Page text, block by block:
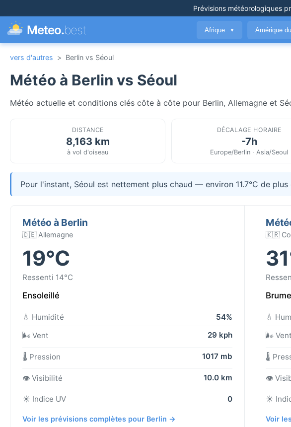
Prévisions météorologiques
Meteo.best Afrique ▼ Amérique
vers d'autres > Berlin vs Séoul
Météo à Berlin vs Séoul
Météo actuelle et conditions clés côte à côte pour Berlin, Allemagne et
DISTANCE
8,163 km
à vol d'oiseau
DÉCALAGE HORAIRE
-7h
Europe/Berlin · Asia/Seoul
Pour l'instant, Séoul est nettement plus chaud — environ 11.7°C de plus
Météo à Berlin
🇩🇪 Allemagne
19°C
Ressenti 14°C
Ensoleillé
💧 Humidité
54%
🌬️ Vent
29 kph
🌡️ Pression 1017 mb
👁️ Visibilité 10.0 km
☀️ Indice UV 0
Voir les prévisions complètes pour Berlin →
🇰🇷
💧
🌬️ Vent
🌡️
👁️
☀️
Voir